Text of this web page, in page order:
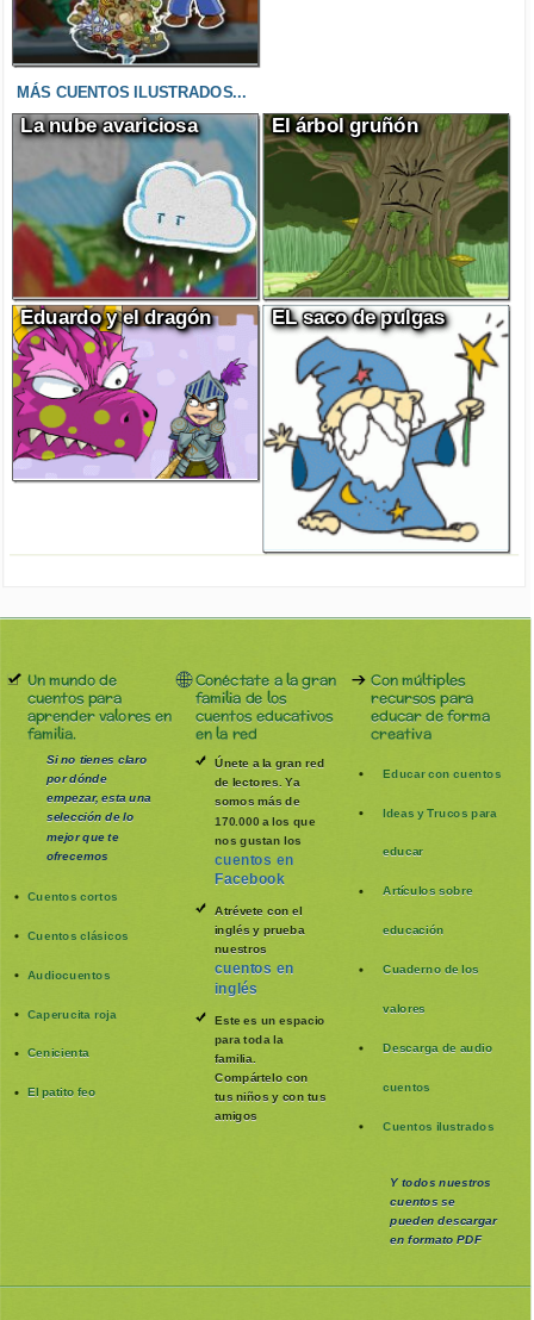
MÁS CUENTOS ILUSTRADOS...
La nube avariciosa El árbol gruñón
Eduardo y el dragón EL saco de pulgas
Un mundo de
cuentos para
aprender valores en
familia.
Si no tienes claro
por dónde
empezar, esta una
selección de lo
mejor que te
ofrecemos
Cuentos cortos
Cuentos clásicos
Audiocuentos
Caperucita roja
Cenicienta
El patito feo
Conéctate a la gran
familia de los
cuentos educativos
en la red
Únete a la gran red
de lectores. Ya
somos más de
170.000 a los que
nos gustan los
cuentos en
Facebook
Atrévete con el
inglés y prueba
nuestros
cuentos en
inglés
Este es un espacio
para toda la
familia
Compártelo con
tus niños y con tus
amigos
Con múltiples
recursos para
educar de forma
creativa
Educar con cuentos
Ideas y Trucos para
educar
Artículos sobre
educación
Cuaderno de los
valores
Descarga de audio
cuentos
Cuentos ilustrados
Y todos nuestros
cuentos se
puedendescargar
en formato PDF